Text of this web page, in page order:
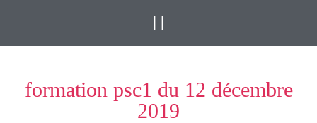
formation psc1 du 12 décembre
2019